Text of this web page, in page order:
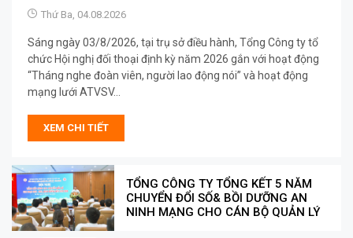
Thứ Ba, 04.08.2026
Sáng ngày 03/8/2026, tại trụ sở điều hành, Tổng Công ty tổ
chức Hội nghị đối thoại định kỳ năm 2026 gắn với hoạt động
“Tháng nghe đoàn viên, người lao động nói” và hoạt động
mạng lưới ATVSV...
XEM CHI TIẾT
TỔNG CÔNG TY TỔNG KẾT 5 NĂM
CHUYỂN ĐỔI SỐ& BỒI DƯỠNG AN
NINH MẠNG CHO CÁN BỘ QUẢN LÝ